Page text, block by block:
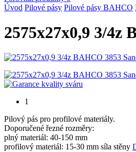
Úvod Pilové pásy Pilové pásy BAHCO
2575x27x0,9 3/
1
Pilový pás pro profilové materiály.
Doporučené řezné rozměry:
plný materiál: 40-150 mm
profilový materiál: 15-30 mm síla stěny